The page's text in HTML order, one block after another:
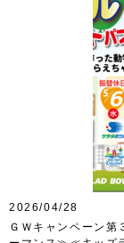
2026/04/28
ＧＷキャンペーン